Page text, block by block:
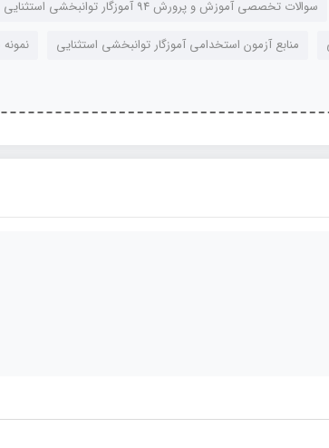
سوالات تخصصی آموزش و پرورش 94 آموزگار توانبخشی استثنایی
منابع آزمون استخدامی آموزگار توانبخشی استثنایی